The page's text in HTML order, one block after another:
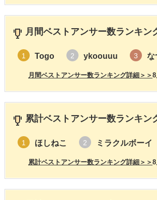
月間ベストアンサー数ランキン
1 Togo 2 ykoouuu 3 な
月間ベストアンサー数ランキング詳細＞＞
累計ベストアンサー数ランキン
1 ほしねこ 2 ミラクルボーイ
累計ベストアンサー数ランキング詳細＞＞